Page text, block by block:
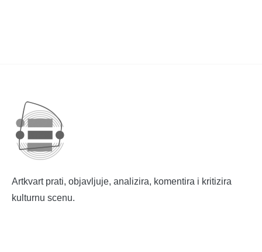
Artkvart prati, objavljuje, analizira, komentira i kritizira
kulturnu scenu.